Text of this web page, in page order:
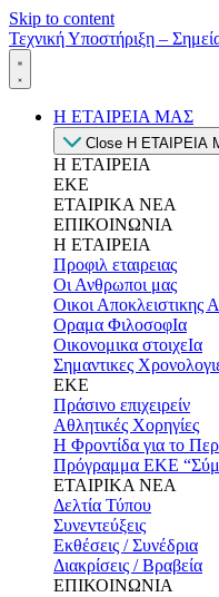
Skip to content
Τεχνική Υποστήριξη –
Η ΕΤΑΙΡΕΙΑ ΜΑΣ
Close Η ΕΤΑΙΡΕΙΑ
Η ΕΤΑΙΡΕΙΑ
ΕΚΕ
ΕΤΑΙΡΙΚΑ ΝΕΑ
ΕΠΙΚΟΙΝΩΝΙΑ
Η ΕΤΑΙΡΕΙΑ
Προφιλ εταιρειας
Οι Ανθρωποι μας
Οικοι Αποκλειστικης
Οραμα ΦιλοσοφΙα
Οικονομικα στοιχεΙα
Σημαντικες
ΕΚΕ
Πράσινο επιχειρείν
Αθλητικές Χορηγίες
Η Φροντίδα για το
Πρόγραμμα ΕΚΕ
ΕΤΑΙΡΙΚΑ ΝΕΑ
Δελτία Τύπου
Συνεντεύξεις
Εκθέσεις / Συνέδρια
Διακρίσεις / Βραβεία
ΕΠΙΚΟΙΝΩΝΙΑ